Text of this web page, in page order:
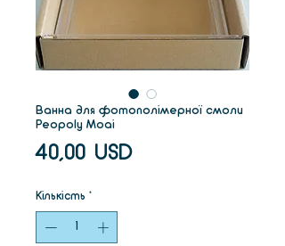
Ванна для фотополімерної смоли
Peopoly Moai
40,00 USDЦіна
Кількість *